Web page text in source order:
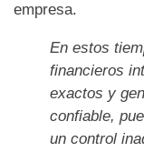
empresa.
En estos
financieros
exactos y
confiable,
un control